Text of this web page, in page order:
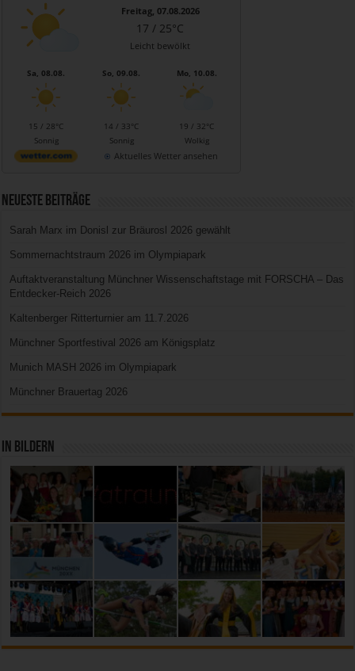
Freitag, 07.08.2026
17 / 25°C
Leicht bewölkt
Sa, 08.08.
15 / 28°C
Sonnig
So, 09.08.
14 / 33°C
Sonnig
Mo, 10.08.
19 / 32°C
Wolkig
Aktuelles Wetter ansehen
Neueste Beiträge
Sarah Marx im Donisl zur Bräurosl 2026 gewählt
Sommernachtstraum 2026 im Olympiapark
Auftaktveranstaltung Münchner Wissenschaftstage mit FORSCHA – Das
Entdecker-Reich 2026
Kaltenberger Ritterturnier am 11.7.2026
Münchner Sportfestival 2026 am Königsplatz
Munich MASH 2026 im Olympiapark
Münchner Brauertag 2026
In Bildern